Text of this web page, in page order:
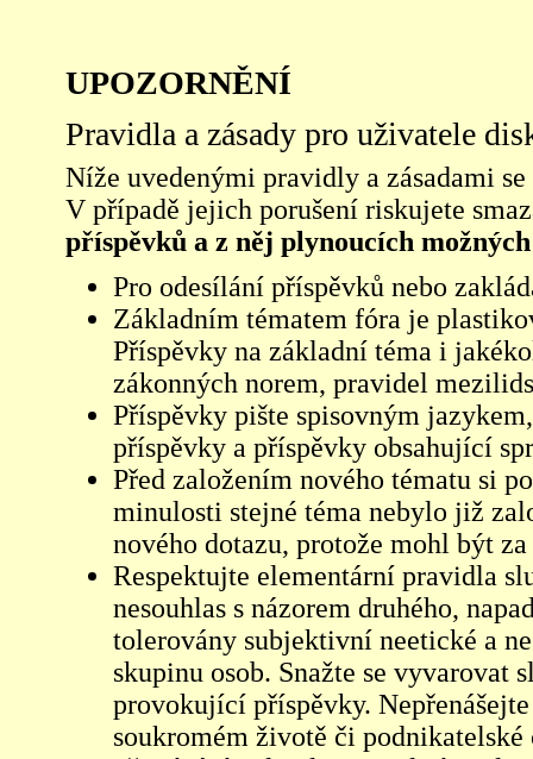
UPOZORNĚNÍ
Pravidla a zásady pro uživatele
Níže uvedenými pravidly a zásadami
V případě jejich porušení riskujete
příspěvků a z něj plynoucích
Pro odesílání příspěvků nebo
Základním tématem fóra je
Příspěvky na základní téma i
zákonných norem, pravidel
Příspěvky pište spisovným
příspěvky a příspěvky obsahující
Před založením nového tématu si
minulosti stejné téma nebylo již
nového dotazu, protože mohl být
Respektujte elementární pravidla
nesouhlas s názorem druhého,
tolerovány subjektivní neetické a
skupinu osob. Snažte se vyvarovat
provokující příspěvky.
soukromém životě či podnikatelské